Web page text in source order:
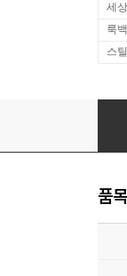
세
룩백
스
악
품